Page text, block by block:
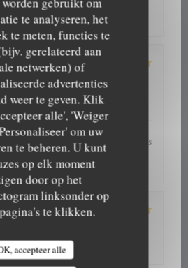
te analyseren, het
te meten, functies te
gerelateerd aan
netwerken) of
advertenties
weer te geven. Klik
alle', 'Weiger
om uw
te beheren. U kunt
op elk moment
door op het
linksonder op
te klikken.
accepteer alle
vooral lekker
5
:5/5 Keuken: 5/5 Kwaliteit / Prijs
en famille devant d'excellents plats
servis par un personnel
Très belle découverte